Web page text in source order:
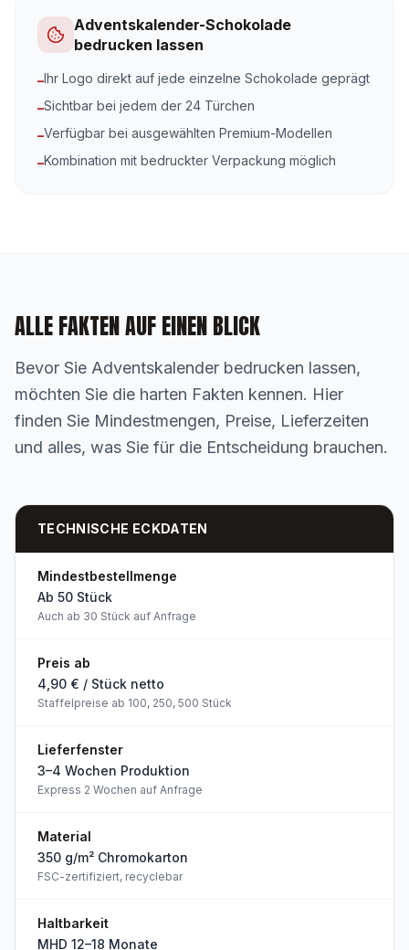
Adventskalender-Schokolade
bedrucken lassen
–Ihr Logo direkt auf jede einzelne Schokolade geprägt
–Sichtbar bei jedem der 24 Türchen
–Verfügbar bei ausgewählten Premium-Modellen
–Kombination mit bedruckter Verpackung möglich
ALLE FAKTEN AUF EINEN BLICK
Bevor Sie Adventskalender bedrucken lassen,
möchten Sie die harten Fakten kennen. Hier
finden Sie Mindestmengen, Preise, Lieferzeiten
und alles, was Sie für die Entscheidung brauchen.
TECHNISCHE ECKDATEN
Mindestbestellmenge
Ab 50 Stück
Auch ab 30 Stück auf Anfrage
Preis ab
4,90 € / Stück netto
Staffelpreise ab 100, 250, 500 Stück
Lieferfenster
3–4 Wochen Produktion
Express 2 Wochen auf Anfrage
Material
350 g/m² Chromokarton
FSC-zertifiziert, recyclebar
Haltbarkeit
MHD 12–18 Monate